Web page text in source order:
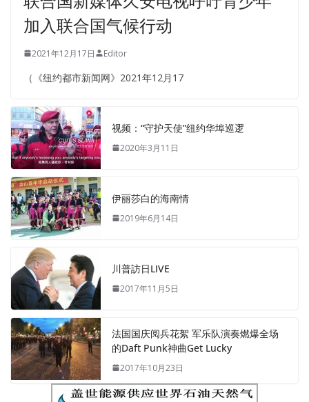
加入联合国气候行动
2021年12月17日 Editor
（《纽约都市新闻网》2021年12月17
视频：“守护天使”纽约华埠巡逻
2020年3月11日
伊丽莎白的海南情
2019年6月14日
川普訪日LIVE
2017年11月5日
法国国庆阅兵花絮 军乐队演奏燃爆全场
的Daft Punk神曲Get Lucky
2017年10月23日